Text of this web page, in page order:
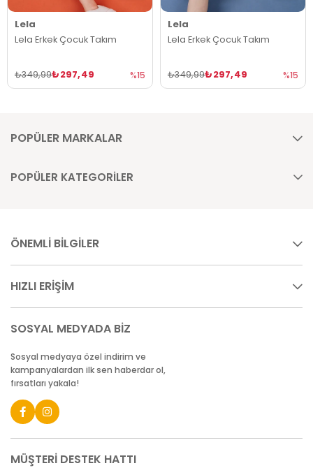
Lela
Lela Erkek Çocuk Takım
₺297,49
₺349,99 %15
Lela
Lela Erkek Çocuk Takım
₺297,49
₺349,99 %15
POPÜLER MARKALAR
POPÜLER KATEGORİLER
ÖNEMLİ BİLGİLER
HIZLI ERİŞİM
SOSYAL MEDYADA BİZ
Sosyal medyaya özel indirim ve
kampanyalardan ilk sen haberdar ol,
fırsatları yakala!
MÜŞTERİ DESTEK HATTI